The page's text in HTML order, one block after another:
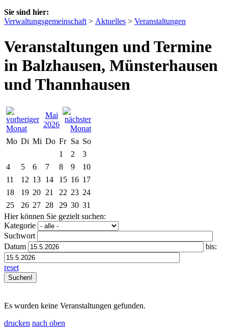
Sie sind hier:
Verwaltungsgemeinschaft > Aktuelles > Veranstaltungen
Veranstaltungen und Termine
in Balzhausen, Münsterhausen
und Thannhausen
Mai
2026
Mo Di Mi Do Fr Sa So
1
2
3
4
5 6 7 8 9
10
11
12 13 14 15 16 17
18
19 20 21 22 23 24
25
26 27 28 29 30 31
Hier können Sie gezielt suchen:
Kategorie
Suchwort
Datum
bis:
reset
Es wurden keine Veranstaltungen gefunden.
drucken nach oben